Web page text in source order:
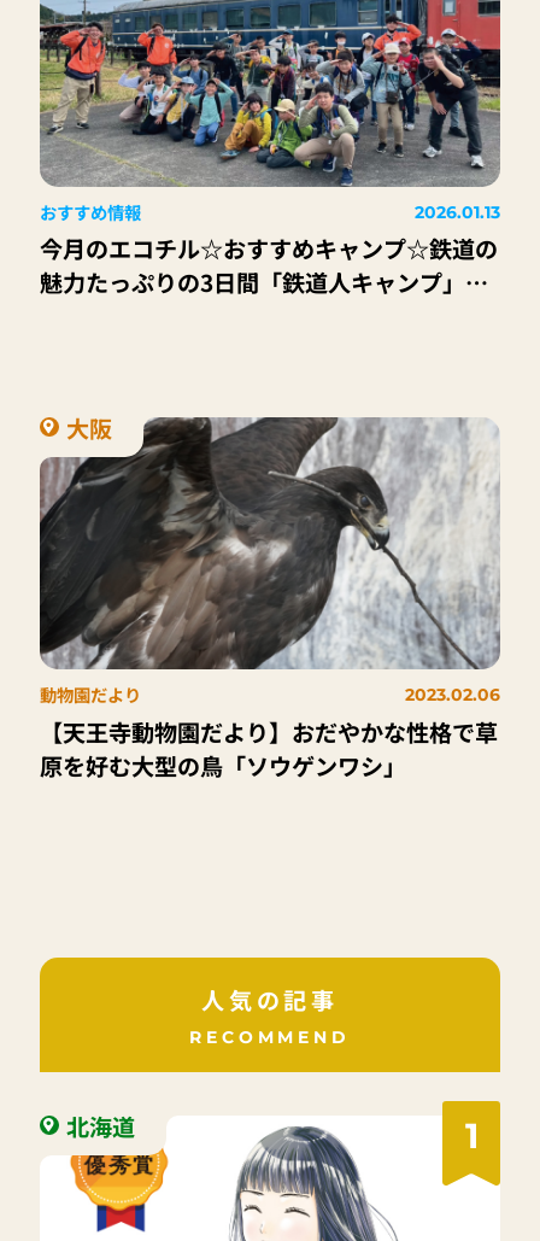
おすすめ情報 2026.01.13
今月のエコチル☆おすすめキャンプ☆鉄道の
魅力たっぷりの3日間「鉄道人キャンプ」
大阪
動物園だより 2023.02.06
【天王寺動物園だより】おだやかな性格で草
原を好む大型の鳥「ソウゲンワシ」
人気の記事
RECOMMEND
1
北海道